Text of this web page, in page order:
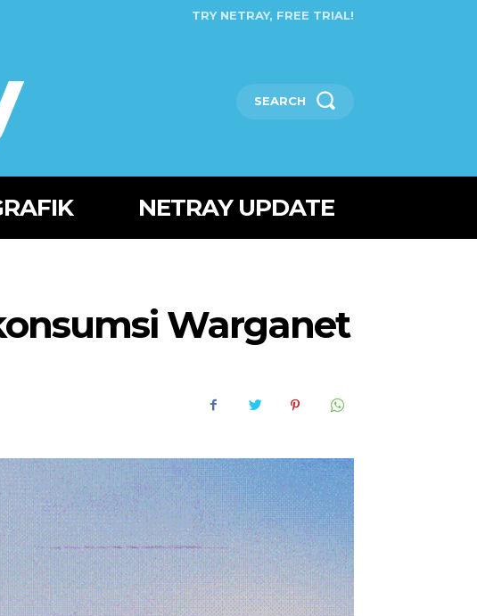
TRY NETRAY, FREE TRIAL!
SEARCH
NETRAY UPDATE
Warganet